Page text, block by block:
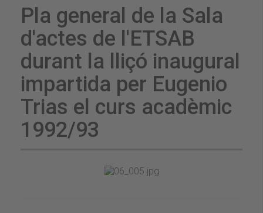
Pla general de la Sala
d'actes de l'ETSAB
durant la lliçó inaugural
impartida per Eugenio
Trias el curs acadèmic
1992/93